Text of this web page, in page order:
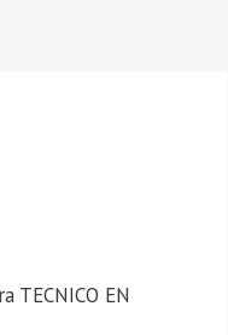
TECNICO EN